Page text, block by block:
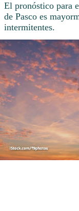
El pronóstico para
de Pasco es
intermitentes.